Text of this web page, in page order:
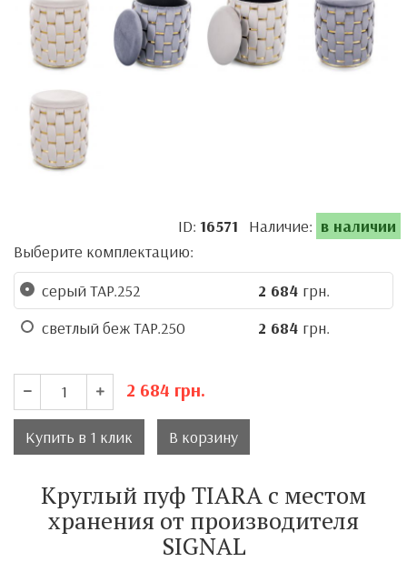
ID: 16571 Наличие: в наличии
Выберите комплектацию:
серый TAP.252
2 684 грн.
светлый беж TAP.250
2 684 грн.
2 684 грн.
Купить в 1 клик В корзину
Круглый пуф TIARA с местом
хранения от производителя
SIGNAL